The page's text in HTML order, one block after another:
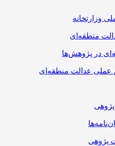
منطقه‌ای
پژوهش‌ها
عدالت منطقه‌ای